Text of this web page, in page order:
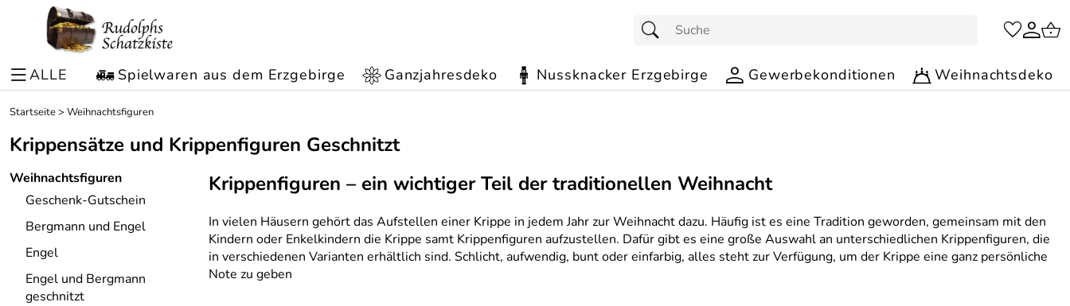
ALLE Spielwaren aus dem Erzgebirge Ganzjahresdeko Nussknacker Erzgebirge Gewerbekonditionen Weihnachtsdeko
Startseite> Weihnachtsfiguren
Krippensätze und Krippenfiguren Geschnitzt
Weihnachtsfiguren
Geschenk-Gutschein
Bergmann und Engel
Engel
Engel und Bergmann
geschnitzt
Krippenfiguren – ein wichtiger Teil der traditionellen Weihnacht
In vielen Häusern gehört das Aufstellen einer Krippe in jedem Jahr zur Weihnacht dazu. Häufig ist es eine Tradition geworden, gemeinsam mit den
Kindern oder Enkelkindern die Krippe samt Krippenfiguren aufzustellen. Dafür gibt es eine große Auswahl an unterschiedlichen Krippenfiguren, die
in verschiedenen Varianten erhältlich sind. Schlicht, aufwendig, bunt oder einfarbig, alles steht zur Verfügung, um der Krippe eine ganz persönliche
Note zu geben